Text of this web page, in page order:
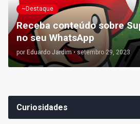
~Destaque
Receba conteúdo sobre
no seu WhatsApp
por Eduardo Jardim • setembro 29, 2023
Curiosidades